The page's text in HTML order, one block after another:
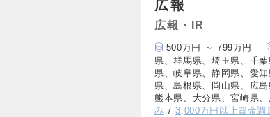
広報
広報・IR
500万円 ～ 799万円
県、群馬県、埼玉県、千
県、岐阜県、静岡県、愛
県、島根県、岡山県、広
熊本県、大分県、宮崎県
み
3,000万円以上資金調